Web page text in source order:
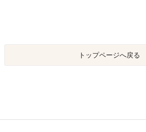
トップページへ戻る